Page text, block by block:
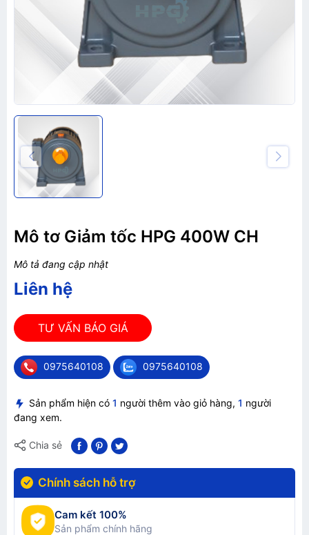
Mô tơ Giảm tốc HPG 400W CH
Mô tả đang cập nhật
Liên hệ
TƯ VẤN BÁO GIÁ
0975640108 0975640108
Sản phẩm hiện có 1 người thêm vào giỏ hàng, 1 người
đang xem.
Chia sẻ
Chính sách hỗ trợ
Cam kết 100%
Sản phẩm chính hãng